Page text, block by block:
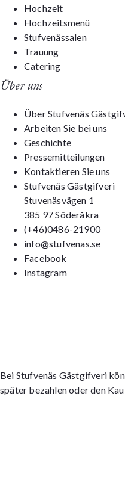
Hochzeit
Hochzeitsmenü
Stufvenässalen
Trauung
Catering
Über uns
Über Stufvenäs
Arbeiten Sie bei uns
Geschichte
Pressemitteilungen
Kontaktieren Sie uns
Stufvenäs Gästgifveri
Stuvenäsvägen 1
385 97 Söderåkra
(+46)0486-21900
info@stufvenas.se
Facebook
Instagram
Bei Stufvenäs Gästgifveri
später bezahlen oder den